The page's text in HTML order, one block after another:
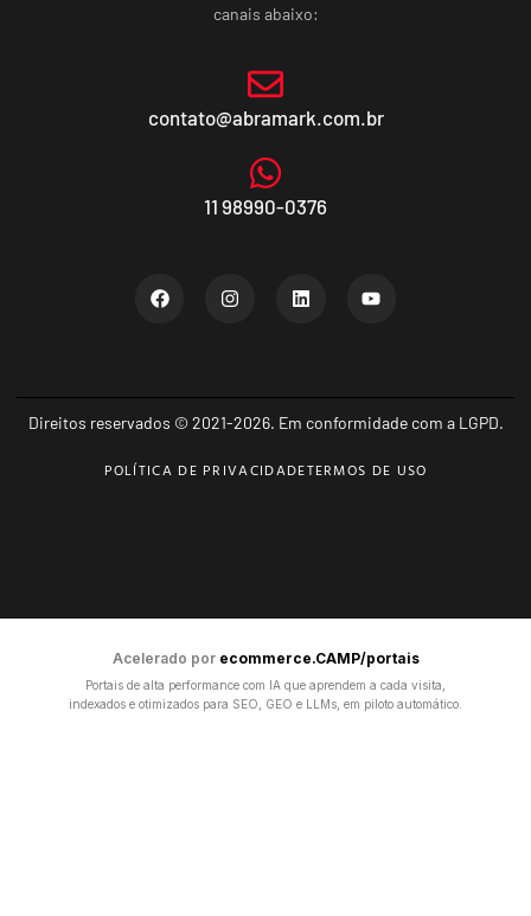
canais abaixo:
contato@abramark.com.br
11 98990-0376
Direitos reservados © 2021-2026. Em conformidade com a LGPD.
POLÍTICA DE PRIVACIDADETERMOS DE USO
Acelerado por ecommerce.CAMP/portais
Portais de alta performance com IA que aprendem a cada visita,
indexados e otimizados para SEO, GEO e LLMs, em piloto automático.